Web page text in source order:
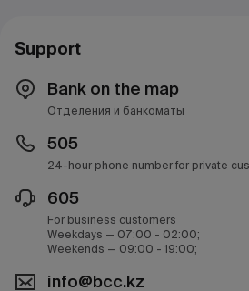
Support
Bank on the map
Отделения и банкоматы
505
24-hour phone number for private
605
For business customers
Weekdays — 07:00 - 02:00;
Weekends — 09:00 - 19:00;
info@bcc.kz